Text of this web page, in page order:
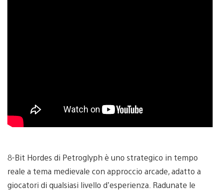
8-Bit Hordes di Petroglyph è uno strategico in tempo
reale a tema medievale con approccio arcade, adatto a
giocatori di qualsiasi livello d’esperienza. Radunate le